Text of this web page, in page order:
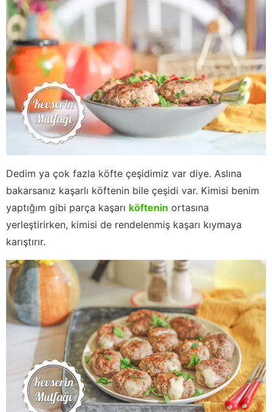
Dedim ya çok fazla köfte çeşidimiz var diye. Aslına
bakarsanız kaşarlı köftenin bile çeşidi var. Kimisi benim
yaptığım gibi parça kaşarı köftenin ortasına
yerleştirirken, kimisi de rendelenmiş kaşarı kıymaya
karıştırır.